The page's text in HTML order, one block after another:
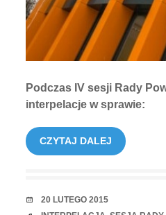
Podczas IV sesji Rady
interpelacje w sprawie:
CZYTAJ DALEJ
RANDKA
20 LUTEGO 2015